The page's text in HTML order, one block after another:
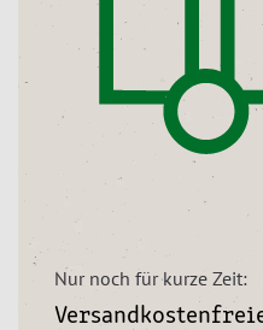
Nur noch für kurze Zeit: